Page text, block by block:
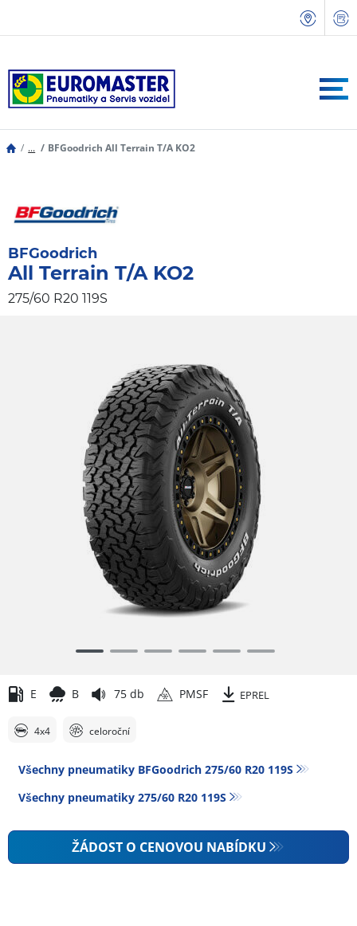
... BFGoodrich All Terrain T/A KO2
BFGoodrich
All Terrain T/A KO2
275/60 R20 119S
6E B 75 db PMSF EPREL
4x4 celoroční
Všechny pneumatiky BFGoodrich 275/60 R20 119S
Všechny pneumatiky‎ 275/60 R20 119S
ŽÁDOST O CENOVOU NABÍDKU